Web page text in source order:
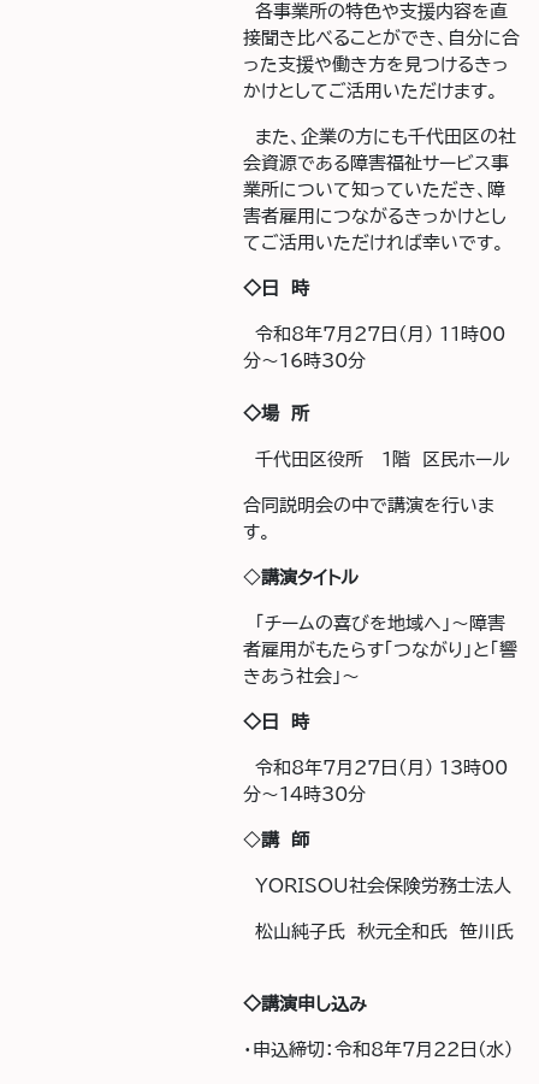
各事業所の特色や支援内容を直
接聞き比べることができ、自分に合
った支援や働き方を見つけるきっ
かけとしてご活用いただけます。
また、企業の方にも千代田区の社
会資源である障害福祉サービス事
業所について知っていただき、障
害者雇用につながるきっかけとし
てご活用いただければ幸いです。
◇日 時
令和8年7月27日(月) 11時00
分～16時30分
◇場 所
千代田区役所 1階 区民ホール
合同説明会の中で講演を行いま
す。
◇講演タイトル
「チームの喜びを地域へ」～障害
者雇用がもたらす「つながり」と「響
きあう社会」～
◇日 時
令和8年7月27日(月) 13時00
分～14時30分
◇講 師
YORISOU社会保険労務士法人
松山純子氏 秋元全和氏 笹川氏
◇講演申し込み
・申込締切：令和8年7月22日(水)